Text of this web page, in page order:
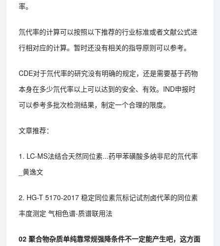
率。
氘代率的计算可以按照以下推荐的行业标准或者文献公式进
行相对应的计算。暂时还没有相关的指导原则可以参考。
CDE对于氘代率的研究没有明确的规定，还是需要基于药物
本身在多少氘代率以上可以达到的安全、有效。IND申报时
可以参考多批次检测结果，制定一个合理的限度。
文章推荐：
1. LC-MS法结合天然同位素...药甲苯磺酸多纳非尼的氘代率
_黄逸文
2. HG-T 5170-2017 稳定同位素氘标记试剂卤代苯的同位素
丰度测定 气相色谱-质谱联用法
02 聚合物杂质单纯靠常规强降条件不一定能产生吧，这方面